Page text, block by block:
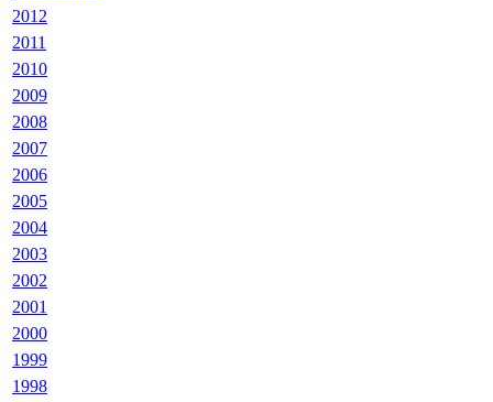
2012
2011
2010
2009
2008
2007
2006
2005
2004
2003
2002
2001
2000
1999
1998